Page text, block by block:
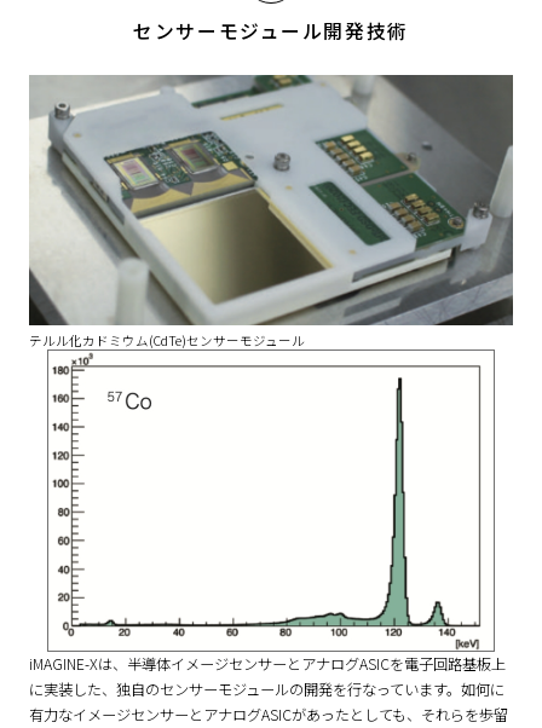
センサーモジュール開発技術
テルル化カドミウム(CdTe)センサーモジュール
iMAGINE-Xは、半導体イメージセンサーとアナログASICを電子回路基板上
に実装した、独自のセンサーモジュールの開発を行なっています。如何に
有力なイメージセンサーとアナログASICがあったとしても、それらを歩留